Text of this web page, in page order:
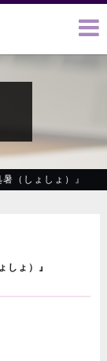
浪漫館で皆様の
（しょしょ）』
しょ）』